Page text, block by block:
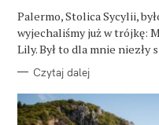
Palermo, Stolica Sycylii,
wyjechaliśmy już w trójkę:
Lily. Był to dla mnie niezły
Czytaj dalej